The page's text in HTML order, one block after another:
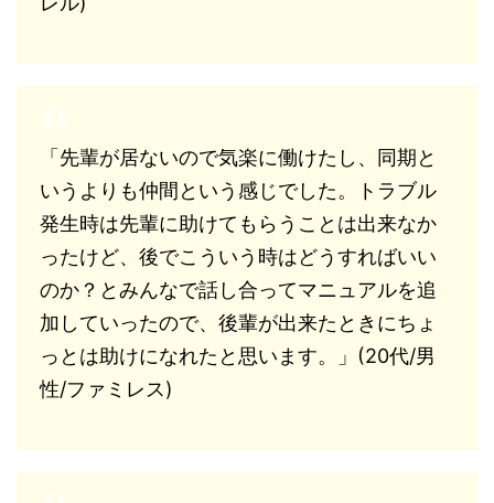
「先輩が居ないので気楽に働けたし、同期と
いうよりも仲間という感じでした。トラブル
発生時は先輩に助けてもらうことは出来なか
ったけど、後でこういう時はどうすればいい
のか？とみんなで話し合ってマニュアルを追
加していったので、後輩が出来たときにちょ
っとは助けになれたと思います。」(20代/男
性/ファミレス)